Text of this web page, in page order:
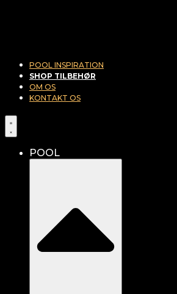
POOL INSPIRATION
SHOP TILBEHØR
OM OS
KONTAKT OS
POOL